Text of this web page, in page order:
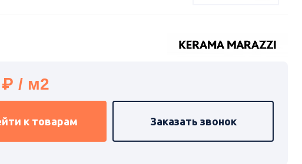
к товарам Заказать звонок